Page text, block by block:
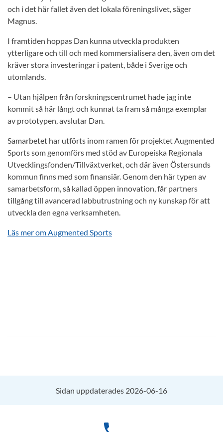
och i det här fallet även det lokala föreningslivet, säger
Magnus.
I framtiden hoppas Dan kunna utveckla produkten
ytterligare och till och med kommersialisera den, även om det
kräver stora investeringar i patent, både i Sverige och
utomlands.
– Utan hjälpen från forskningscentrumet hade jag inte
kommit så här långt och kunnat ta fram så många exemplar
av prototypen, avslutar Dan.
Samarbetet har utförts inom ramen för projektet Augmented
Sports som genomförs med stöd av Europeiska Regionala
Utvecklingsfonden/Tillväxtverket, och där även Östersunds
kommun finns med som finansiär. Genom den här typen av
samarbetsform, så kallad öppen innovation, får partners
tillgång till avancerad labbutrustning och ny kunskap för att
utveckla den egna verksamheten.
Läs mer om Augmented Sports
Sidan uppdaterades 2026-06-16